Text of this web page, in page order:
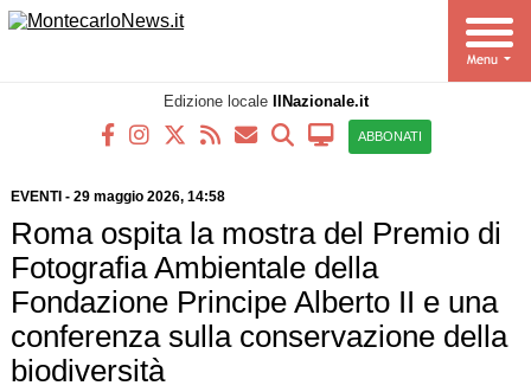
Edizione locale IlNazionale.it
ABBONATI
EVENTI - 29 maggio 2026, 14:58
Roma ospita la mostra del Premio di
Fotografia Ambientale della
Fondazione Principe Alberto II e una
conferenza sulla conservazione della
biodiversità